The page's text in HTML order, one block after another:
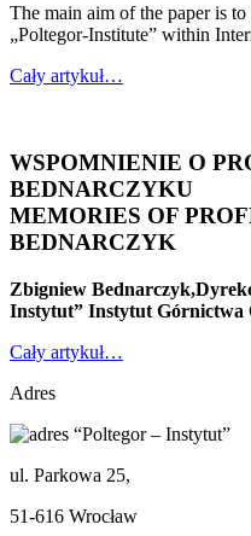
The main aim of the paper is
„Poltegor-Institute” within
Cały artykuł…
WSPOMNIENIE O
BEDNARCZYKU
MEMORIES OF
BEDNARCZYK
Zbigniew
Instytut” Instytut Górnictwa
Cały artykuł…
Adres
“Poltegor – Instytut”
ul. Parkowa 25,
51-616 Wrocław